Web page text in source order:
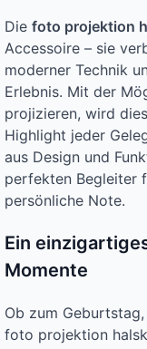
Die foto projektion
Accessoire – sie
moderner Technik
Erlebnis. Mit der
projizieren, wird
Highlight jeder
aus Design und
perfekten Begleiter
persönliche Note.
Ein
Momente
Ob zum
foto projektion